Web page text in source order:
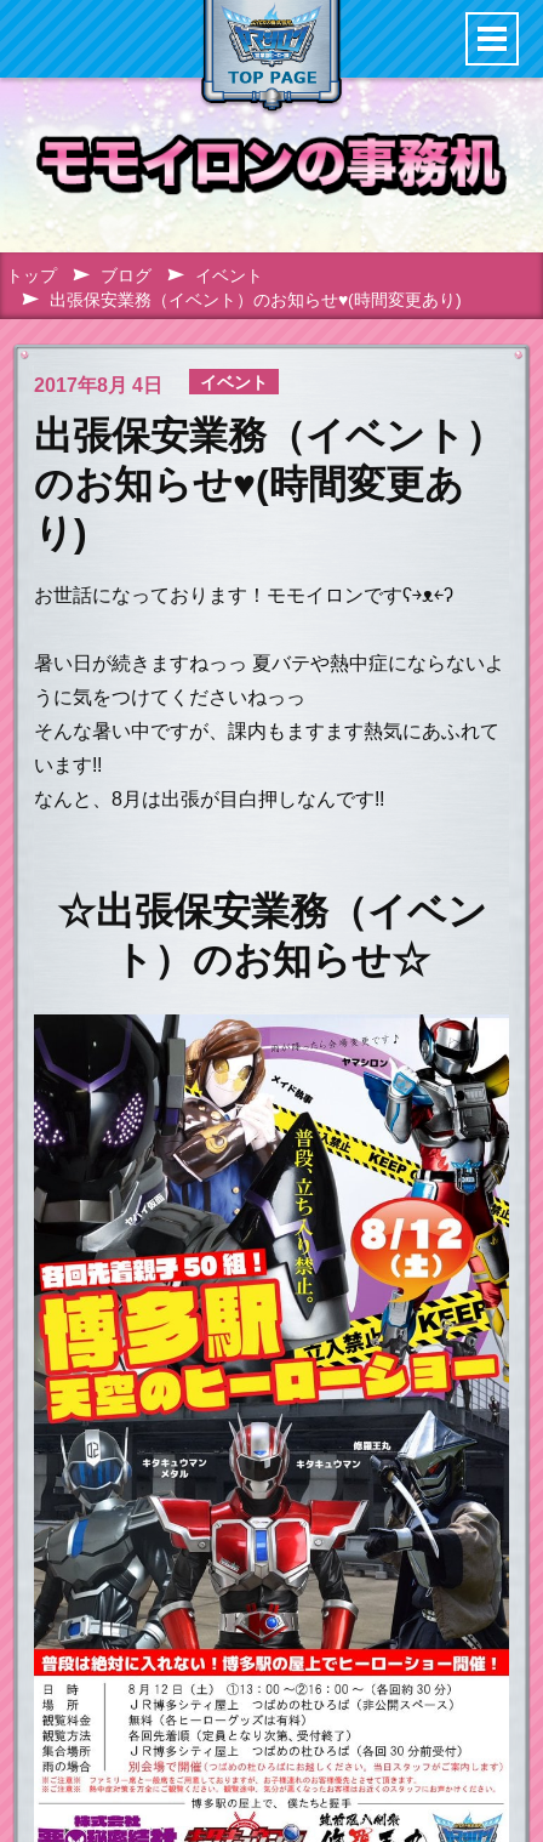
トップ ブログ
イベント
出張保安業務（イベント）のお知らせ♥(時間変更あり)
2017年8月 4日 イベント
出張保安業務（イベント）
のお知らせ♥(時間変更あ
り)
お世話になっております！モモイロンですʕ￫ᴥ￩ʔ
暑い日が続きますねっっ 夏バテや熱中症にならないよ
うに気をつけてくださいねっっ
そんな暑い中ですが、課内もますます熱気にあふれて
います!!
なんと、8月は出張が目白押しなんです!!
☆出張保安業務（イベン
ト）のお知らせ☆